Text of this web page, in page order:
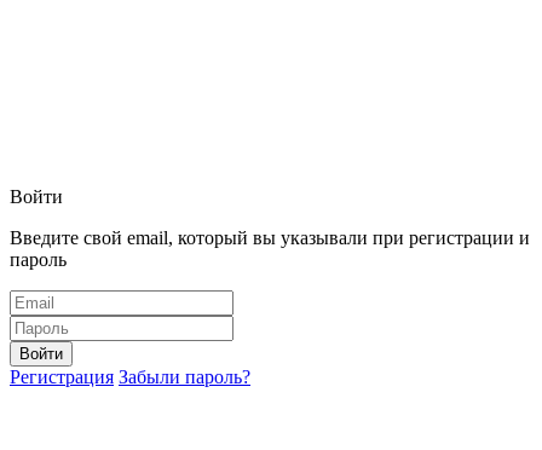
Войти
Введите свой email, который вы указывали при регистрации и
пароль
Войти
Регистрация Забыли пароль?